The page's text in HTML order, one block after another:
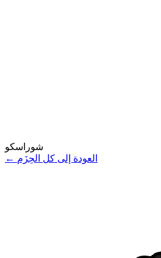
شوراسكو
← العودة إلى كل الحِزَم